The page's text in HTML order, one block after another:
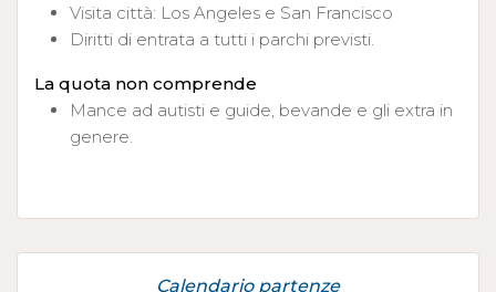
Visita città: Los Angeles e San Francisco
Diritti di entrata a tutti i parchi previsti.
La quota non comprende
Mance ad autisti e guide, bevande e gli extra in
genere.
Calendario partenze